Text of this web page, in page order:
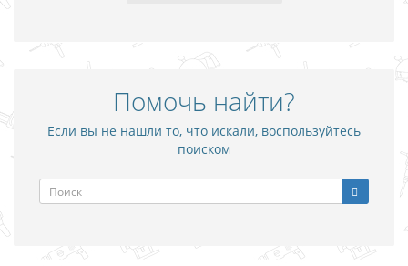
Помочь найти?
Если вы не нашли то, что искали, воспользуйтесь
поиском